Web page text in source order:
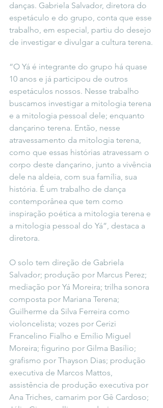
danças. Gabriela Salvador, diretora do
espetáculo e do grupo, conta que esse
trabalho, em especial, partiu do desejo
de investigar e divulgar a cultura terena.
“O Yá é integrante do grupo há quase
10 anos e já participou de outros
espetáculos nossos. Nesse trabalho
buscamos investigar a mitologia terena
e a mitologia pessoal dele; enquanto
dançarino terena. Então, nesse
atravessamento da mitologia terena,
como que essas histórias atravessam o
corpo deste dançarino, junto a vivência
dele na aldeia, com sua família, sua
história. É um trabalho de dança
contemporânea que tem como
inspiração poética a mitologia terena e
a mitologia pessoal do Yá”, destaca a
diretora.
O solo tem direção de Gabriela
Salvador; produção por Marcus Perez;
mediação por Yá Moreira; trilha sonora
composta por Mariana Terena;
Guilherme da Silva Ferreira como
violoncelista; vozes por Cerizi
Francelino Fialho e Emílio Miguel
Moreira; figurino por Gilma Basílio;
grafismo por Thayson Dias; produção
executiva de Marcos Mattos,
assistência de produção executiva por
Ana Triches, camarim por Gê Cardoso;